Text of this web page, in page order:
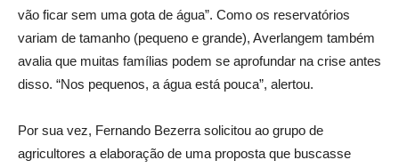
vão ficar sem uma gota de água”. Como os reservatórios
variam de tamanho (pequeno e grande), Averlangem também
avalia que muitas famílias podem se aprofundar na crise antes
disso. “Nos pequenos, a água está pouca”, alertou.
Por sua vez, Fernando Bezerra solicitou ao grupo de
agricultores a elaboração de uma proposta que buscasse